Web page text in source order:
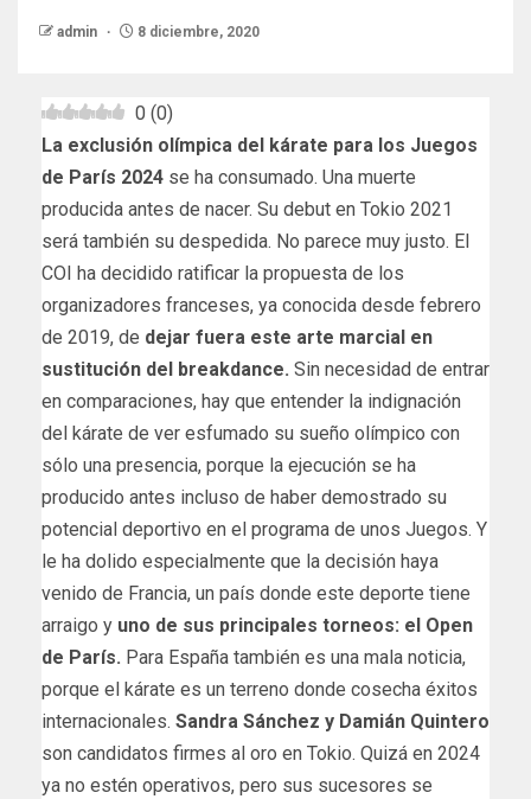
admin 8 diciembre, 2020
0 (0)
La exclusión olímpica del kárate para los Juegos
de París 2024 se ha consumado. Una muerte
producida antes de nacer. Su debut en Tokio 2021
será también su despedida. No parece muy justo. El
COI ha decidido ratificar la propuesta de los
organizadores franceses, ya conocida desde febrero
de 2019, de dejar fuera este arte marcial en
sustitución del breakdance. Sin necesidad de entrar
en comparaciones, hay que entender la indignación
del kárate de ver esfumado su sueño olímpico con
sólo una presencia, porque la ejecución se ha
producido antes incluso de haber demostrado su
potencial deportivo en el programa de unos Juegos. Y
le ha dolido especialmente que la decisión haya
venido de Francia, un país donde este deporte tiene
arraigo y uno de sus principales torneos: el Open
de París. Para España también es una mala noticia,
porque el kárate es un terreno donde cosecha éxitos
internacionales. Sandra Sánchez y Damián Quintero
son candidatos firmes al oro en Tokio. Quizá en 2024
ya no estén operativos, pero sus sucesores se